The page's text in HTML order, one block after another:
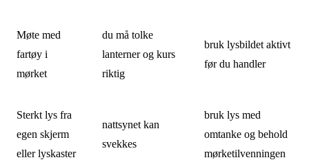
Møte med
fartøy i
mørket
du må tolke
lanterner og kurs
riktig
bruk lysbildet aktivt
før du handler
Sterkt lys fra
egen skjerm
eller lyskaster
nattsynet kan
svekkes
bruk lys med
omtanke og behold
mørketilvenningen